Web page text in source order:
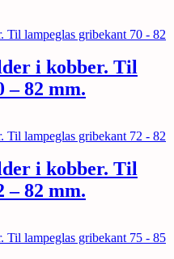
i kobber. Til
– 82 mm.
i kobber. Til
– 82 mm.